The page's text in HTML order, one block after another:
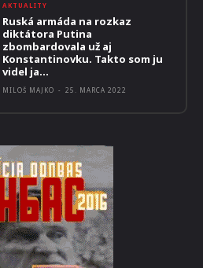
AKTUALITY
Ruská armáda na rozkaz
diktátora Putina
zbombardovala už aj
Konstantinovku. Takto som ju
videl ja…
MILOŠ MAJKO - 25. MARCA 2022